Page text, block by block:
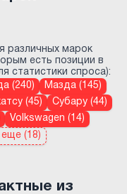
меню
различных марок
есть позиции в
статистики спроса):
(240)
Мазда (145)
(45)
Субару (44)
Volkswagen (14)
еще (18)
из